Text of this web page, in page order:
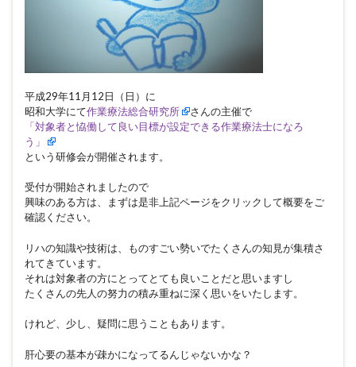
平成29年11月12日（日）に
昭和大学にて作業療法総合研究所
さんの主催で
「対象者と恊働して良い目標が設定できる作業療法士になろ
う」
という研修会が開催されます。
受付が開始されましたので
興味のある方は、まずは是非上記ページをクリックして概要をご
確認ください。
リハの知識や技術は、ものすごい勢いでたくさんの知見が集積さ
れてきています。
それは対象者の方にとってとても良いことだと思いますし
たくさんの先人の努力の積み重ねに深く思いをいたします。
けれど、少し、疑問に思うこともあります。
肝心要の基本が疎かになってるんじゃないかな？